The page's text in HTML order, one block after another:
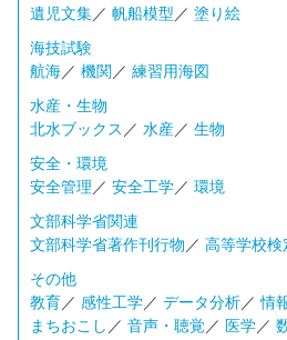
遺児文集／ 帆船模型 ／ 塗り絵
海技試験
航海／ 機関 ／ 練習用海図
水産・生物
北水ブックス ／ 水産／ 生物
安全・環境
安全管理 ／ 安全工学／ 環境
文部科学省関連
文部科学省著作刊行物 ／ 高等学校検
その他
教育／ 感性工学／ データ分析／情
まちおこし ／ 音声・聴覚 ／ 医学／